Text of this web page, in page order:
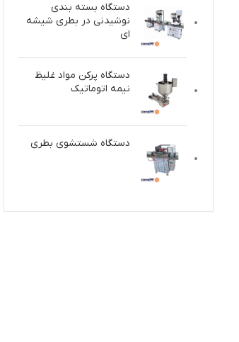
دستگاه بسته بندی
نوشیدنی در بطری شیشه
ای
دستگاه پركن مواد غلیظ
نيمه اتوماتيك
دستگاه شستشوی بطری